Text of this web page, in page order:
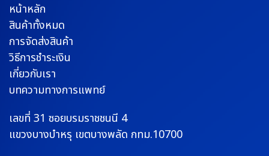
หน้าหลัก
สินค้าทั้งหมด
การจัดส่งสินค้า
วิธีการชำระเงิน
เกี่ยวกับเรา
บทความทางการแพทย์
เลขที่ 31 ซอยบรมราชชนนี 4
แขวงบางบำหรุ เขตบางพลัด กทม.10700